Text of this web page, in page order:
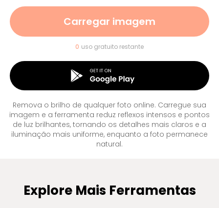
Remova o brilho de qualquer foto online. Carregue sua
imagem e a ferramenta reduz reflexos intensos e pontos
de luz brilhantes, tornando os detalhes mais claros e a
iluminação mais uniforme, enquanto a foto permanece
natural.
Carregar imagem
0 uso gratuito restante
Explore Mais Ferramentas